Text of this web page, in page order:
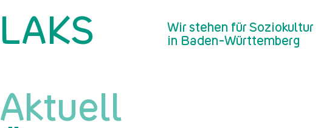
LAKS
Wir stehen für Soziokultur
in Baden-Württemberg
Aktuell